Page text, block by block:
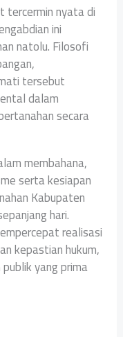
tercermin nyata di
ini
natolu. Filosofi
tersebut
dalam
secara
membahana,
serta kesiapan
Kabupaten
hari.
realisasi
kepastian hukum,
yang prima